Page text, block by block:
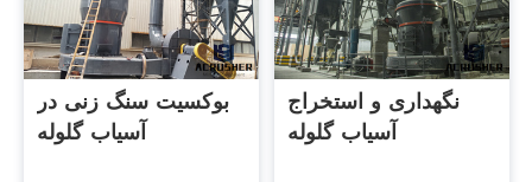
بوکسیت سنگ زنی در
آسیاب گلوله
نگهداری و استخراج
آسیاب گلوله